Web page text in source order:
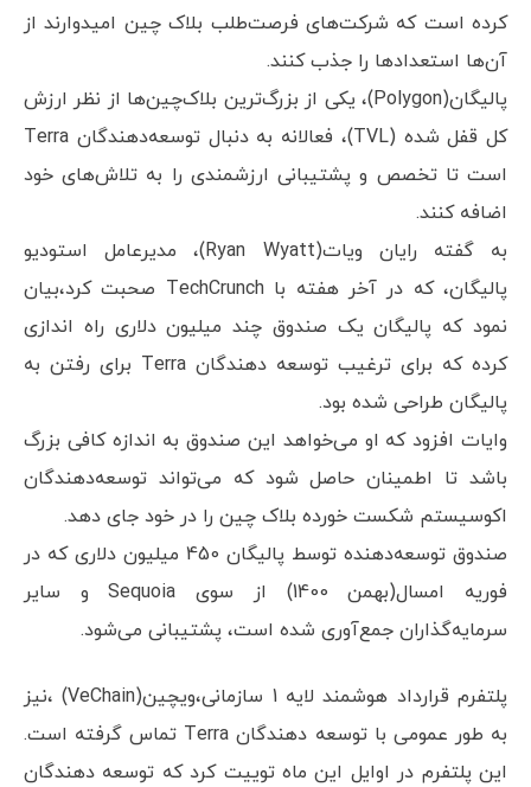
کرده است که شرکت‌های فرصت‌طلب بلاک چین امیدوارند از
آن‌ها استعدادها را جذب کنند.
پالیگان(Polygon)، یکی از بزرگ‌ترین بلاک‌چین‌ها از نظر ارزش
کل قفل شده (TVL)، فعالانه به دنبال توسعه‌دهندگان Terra
است تا تخصص و پشتیبانی ارزشمندی را به تلاش‌های خود
اضافه کنند.
به گفته رایان ویات(Ryan Wyatt)، مدیرعامل استودیو
پالیگان، که در آخر هفته با TechCrunch صحبت کرد،بیان
نمود که پالیگان یک صندوق چند میلیون دلاری راه اندازی
کرده که برای ترغیب توسعه دهندگان Terra برای رفتن به
پالیگان طراحی شده بود.
وایات افزود که او می‌خواهد این صندوق به اندازه کافی بزرگ
باشد تا اطمینان حاصل شود که می‌تواند توسعه‌دهندگان
اکوسیستم شکست خورده بلاک چین را در خود جای دهد.
صندوق توسعه‌دهنده توسط پالیگان 450 میلیون دلاری که در
فوریه امسال(بهمن 1400) از سوی Sequoia و سایر
سرمایه‌گذاران جمع‌آوری شده است، پشتیبانی می‌شود.
پلتفرم قرارداد هوشمند لایه 1 سازمانی،ویچین(VeChain) ،نیز
به طور عمومی با توسعه دهندگان Terra تماس گرفته است.
این پلتفرم در اوایل این ماه توییت کرد که توسعه دهندگان